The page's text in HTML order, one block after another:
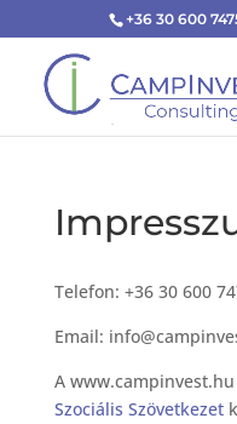
+36 30 600
Telefon: +36 30 600
Email:
A
Szociális Szövetkezet